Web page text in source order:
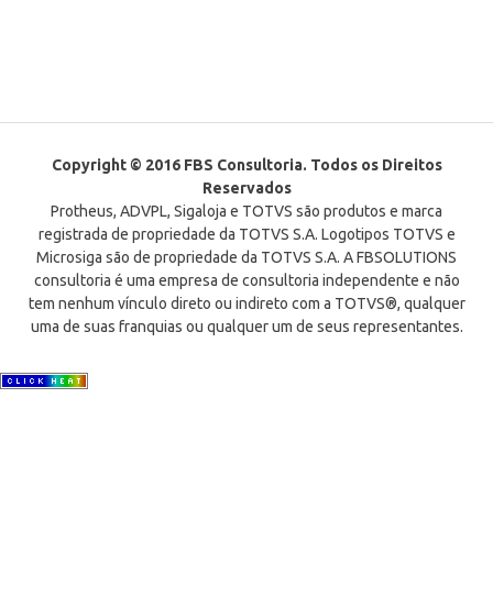
Copyright © 2016 FBS Consultoria. Todos os Direitos
Reservados
Protheus, ADVPL, Sigaloja e TOTVS são produtos e marca
registrada de propriedade da TOTVS S.A. Logotipos TOTVS e
Microsiga são de propriedade da TOTVS S.A. A FBSOLUTIONS
consultoria é uma empresa de consultoria independente e não
tem nenhum vínculo direto ou indireto com a TOTVS®, qualquer
uma de suas franquias ou qualquer um de seus representantes.